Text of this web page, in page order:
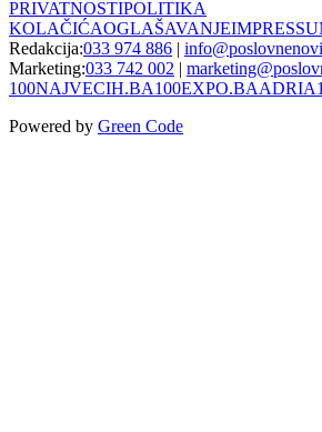
PRIVATNOSTIPOLITIKA
KOLAČIĆAOGLAŠAVANJE
Redakcija:033 974 886 |
Marketing:033 742 002 |
100NAJVECIH.BA100EXPO.BA
Powered by Green Code